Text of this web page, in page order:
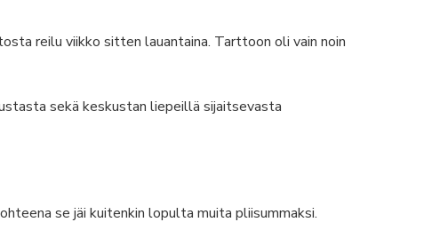
reilu viikko sitten lauantaina. Tarttoon oli vain noin
sekä keskustan liepeillä sijaitsevasta
se jäi kuitenkin lopulta muita pliisummaksi.